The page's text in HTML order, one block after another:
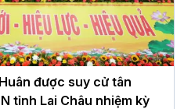
được suy cử tân
tỉnh Lai Châu nhiệm kỳ